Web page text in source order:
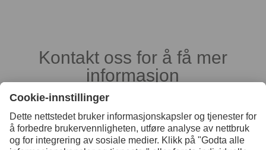
Kontakt oss for å få mer
informasjon
Kontakt